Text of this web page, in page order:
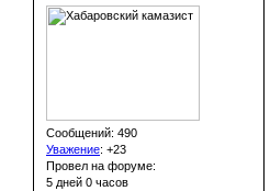
Сообщений: 490
Уважение: +23
Провел на форуме:
5 дней 0 часов